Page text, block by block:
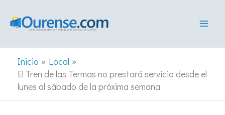
Inicio
Local
El Tren de las Termas no prestará servicio desde el
lunes al sábado de la próxima semana